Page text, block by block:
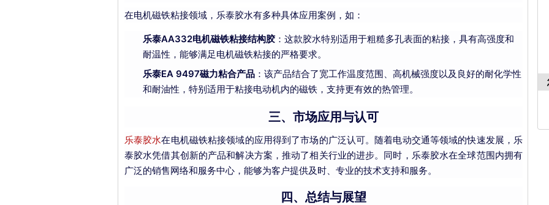
在电机磁铁粘接领域，乐泰胶水有多种具体应用案例，如：
乐泰AA332电机磁铁粘接结构胶：这款胶水特别适用于粗糙多孔表面的粘接，具有高强度和
耐温性，能够满足电机磁铁粘接的严格要求。
乐泰EA 9497磁力粘合产品 ：该产品结合了宽工作温度范围、高机械强度以及良好的耐化学性
和耐油性，特别适用于粘接电动机内的磁铁，支持更有效的热管理。
三、市场应用与认可
乐泰胶水在电机磁铁粘接领域的应用得到了市场的广泛认可。随着电动交通等领域的快速发展，乐
泰胶水凭借其创新的产品和解决方案，推动了相关行业的进步。同时，乐泰胶水在全球范围内拥有
广泛的销售网络和服务中心，能够为客户提供及时、专业的技术支持和服务。
四、总结与展望